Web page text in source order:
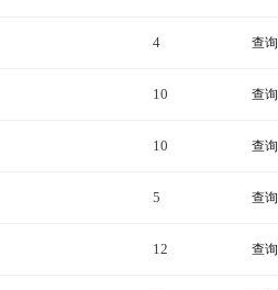
4 查询
10 查询
10 查询
5 查询
12 查询